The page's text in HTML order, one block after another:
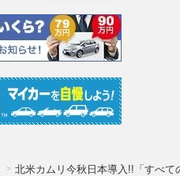
北米カムリ今秋日本導入!!「すべ